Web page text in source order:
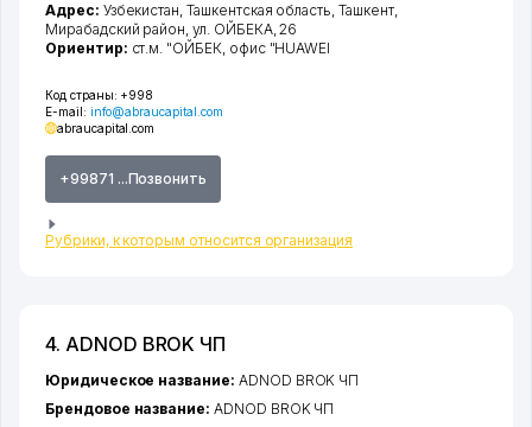
Код страны: +998
E-mail: info@abraucapital.com
abraucapital.com
+99871 ...Позвонить
Рубрики, к которым относится организация
Адрес: Узбекистан,Ташкентская область,Ташкент,
Мирабадский район,ул. ОЙБЕКА, 26
Ориентир: ст.м. "ОЙБЕК, офис "HUAWEI
4. ADNOD BROK ЧП
Юридическое название: ADNOD BROK ЧП
Брендовое название: ADNOD BROK ЧП